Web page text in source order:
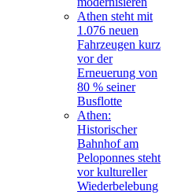
Athen steht mit
1.076 neuen
Fahrzeugen kurz
vor der
Erneuerung von
80 % seiner
Busflotte
Athen:
Historischer
Bahnhof am
Peloponnes steht
vor kultureller
Wiederbelebung